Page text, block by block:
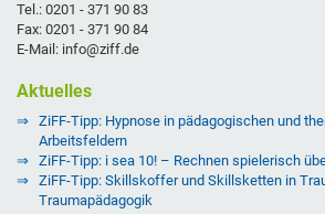
Tel.: 0201 - 371 90 83
Fax: 0201 - 371 90 84
E-Mail: info@ziff.de
Aktuelles
ZiFF-Tipp: Hypnose in pädagogischen und
Arbeitsfeldern
ZiFF-Tipp: i sea 10! – Rechnen spielerisch
ZiFF-Tipp: Skillskoffer und Skillsketten in
Traumapädagogik